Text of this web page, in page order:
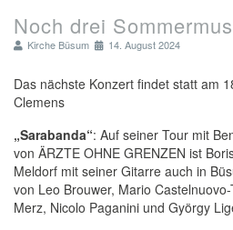
Noch drei
Kirche Büsum 14. August 2024
Das nächste Konzert findet statt am
Clemens
„Sarabanda“: Auf seiner Tour mit
von ÄRZTE OHNE GRENZEN ist
Meldorf mit seiner Gitarre auch in
von Leo Brouwer, Mario
Merz, Nicolo Paganini und György